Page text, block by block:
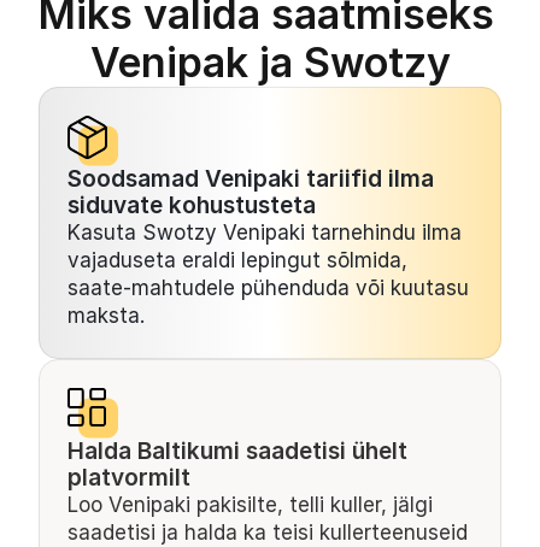
Miks valida saatmiseks
Venipak ja Swotzy
Soodsamad Venipaki tariifid ilma
siduvate kohustusteta
Kasuta Swotzy Venipaki tarnehindu ilma
vajaduseta eraldi lepingut sõlmida,
saate-mahtudele pühenduda või kuutasu
maksta.
Halda Baltikumi saadetisi ühelt
platvormilt
Loo Venipaki pakisilte, telli kuller, jälgi
saadetisi ja halda ka teisi kullerteenuseid